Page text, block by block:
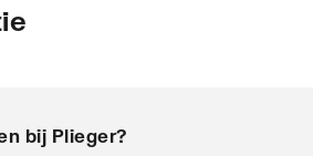
bij Plieger?